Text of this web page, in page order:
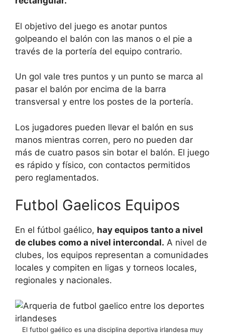
El objetivo del juego es anotar puntos
golpeando el balón con las manos o el pie a
través de la portería del equipo contrario.
Un gol vale tres puntos y un punto se marca al
pasar el balón por encima de la barra
transversal y entre los postes de la portería.
Los jugadores pueden llevar el balón en sus
manos mientras corren, pero no pueden dar
más de cuatro pasos sin botar el balón. El juego
es rápido y físico, con contactos permitidos
pero reglamentados.
Futbol Gaelicos Equipos
En el fútbol gaélico, hay equipos tanto a nivel
de clubes como a nivel intercondal. A nivel de
clubes, los equipos representan a comunidades
locales y compiten en ligas y torneos locales,
regionales y nacionales.
El futbol gaélico es una disciplina deportiva irlandesa muy